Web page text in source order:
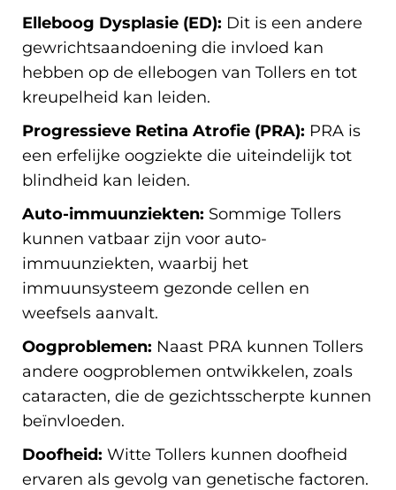
Elleboog Dysplasie (ED): Dit is een andere
gewrichtsaandoening die invloed kan
hebben op de ellebogen van Tollers en tot
kreupelheid kan leiden.
Progressieve Retina Atrofie (PRA): PRA is
een erfelijke oogziekte die uiteindelijk tot
blindheid kan leiden.
Auto-immuunziekten: Sommige Tollers
kunnen vatbaar zijn voor auto-
immuunziekten, waarbij het
immuunsysteem gezonde cellen en
weefsels aanvalt.
Oogproblemen: Naast PRA kunnen Tollers
andere oogproblemen ontwikkelen, zoals
cataracten, die de gezichtsscherpte kunnen
beïnvloeden.
Doofheid: Witte Tollers kunnen doofheid
ervaren als gevolg van genetische factoren.